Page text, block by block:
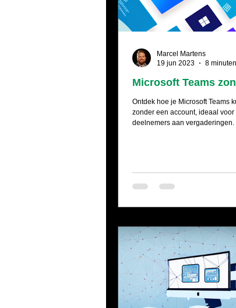
Microsoft Teams
Ontdek hoe je Microsoft Teams
zonder een account, ideaal voor
deelnemers aan vergaderingen.
Marcel Martens
19 jun 2023
8